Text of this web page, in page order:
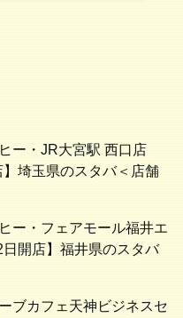
ー・JR大宮駅 西口店
埼玉県のスタバ＜店舗
ー・フェアモール福井エ
開店】福井県のスタバ
ブカフェ天神ビジネスセ